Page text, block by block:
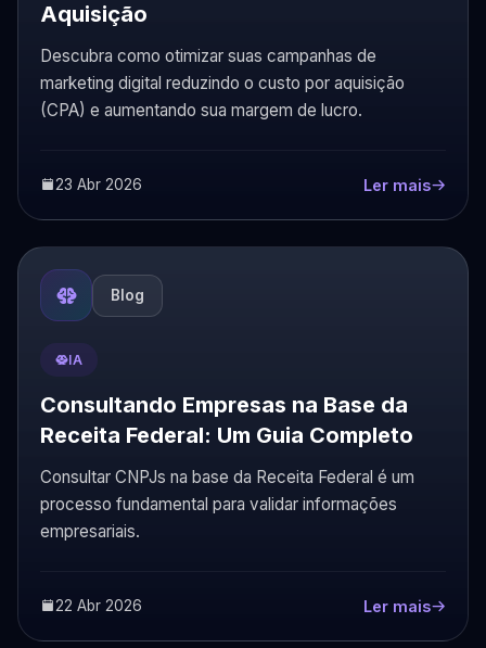
Aquisição
Descubra como otimizar suas campanhas de
marketing digital reduzindo o custo por aquisição
(CPA) e aumentando sua margem de lucro.
23 Abr 2026 Ler mais
Blog
IA
Consultando Empresas na Base da
Receita Federal: Um Guia Completo
Consultar CNPJs na base da Receita Federal é um
processo fundamental para validar informações
empresariais.
22 Abr 2026 Ler mais